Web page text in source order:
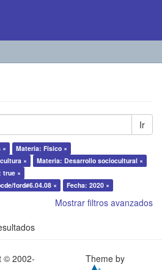
Ir
×
Materia: Físico ×
×
Materia: Desarrollo sociocultural ×
true ×
ford#6.04.08 ×
Fecha: 2020 ×
Mostrar filtros avanzados
© 2002-
Theme by